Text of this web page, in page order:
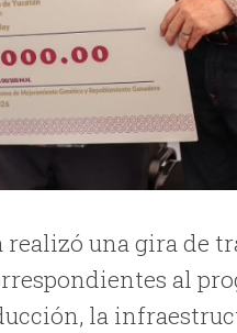
una gira de
al
la